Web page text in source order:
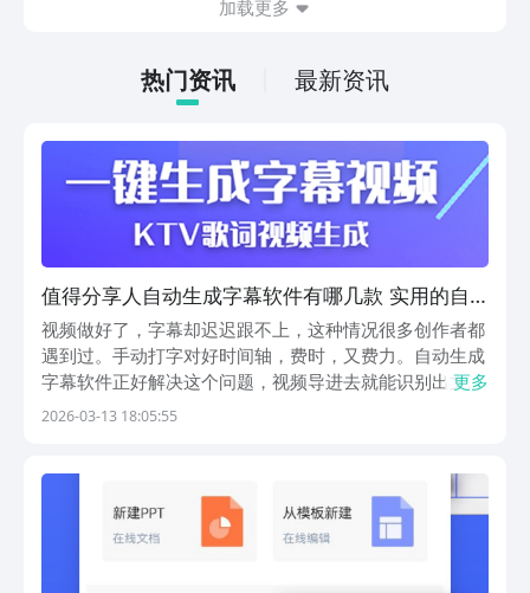
接就可以下载。游戏的上手门槛还是比较
打发无聊的时间，可玩性真的比较高。
加载更多
热门资讯 最新资讯
值得分享人自动生成字幕软件有哪几款 实用的自
动生成字幕软件有哪个
视频做好了，字幕却迟迟跟不上，这种情况很多创作者都
遇到过。手动打字对好时间轴，费时，又费力。自动生成
字幕软件正好解决这个问题，视频导进去就能识别出文
字。市面上做字幕的工具不少，功能参差不齐，挑起来确
手...
更多
2026-03-13 18:05:55